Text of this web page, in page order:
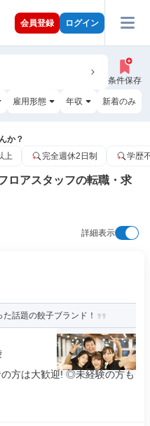
会員登録 ログイン
条件保存
雇用形態 年収 新着のみ
か？
上 完全週休2日制 学歴
ロアスタッフの転職・求
詳細表示
話題の餃子ブランド！
方は大歓迎! ◎未経験の方も